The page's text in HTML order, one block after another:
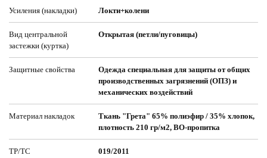
Усиления (накладки) Локти+колени
Вид центральной
застежки (куртка)
Открытая (петли/пуговицы)
Защитные свойства
Одежда специальная для защиты от общих
производственных загрязнений (ОПЗ) и
механических воздействий
Материал накладок
Ткань "Грета" 65% полиэфир / 35% хлопок,
плотность 210 гр/м2, ВО-пропитка
ТР/ТС 019/2011